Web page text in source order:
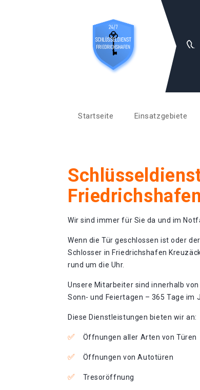
Startseite Einsatzgebiete
Wir sind immer für Sie da und im
Wenn die Tür geschlossen ist oder
Schlosser in Friedrichshafen
rund um die Uhr.
Unsere Mitarbeiter sind innerhalb
Sonn- und Feiertagen – 365 Tage im
Diese Dienstleistungen bieten wir an:
Öffnungen aller Arten von Türen
Öffnungen von Autotüren
Tresoröffnung